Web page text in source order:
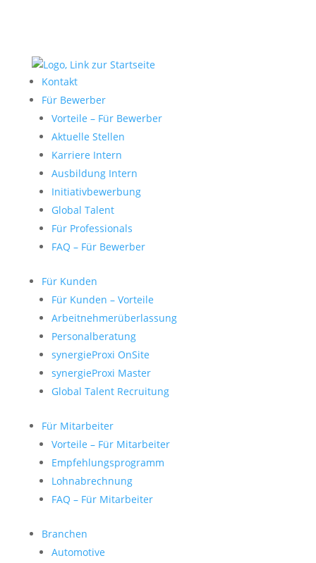
Kontakt
Für Bewerber
Vorteile – Für Bewerber
Aktuelle Stellen
Karriere Intern
Ausbildung Intern
Initiativbewerbung
Global Talent
Für Professionals
FAQ – Für Bewerber
Für Kunden
Für Kunden – Vorteile
Arbeitnehmerüberlassung
Personalberatung
synergieProxi OnSite
synergieProxi Master
Global Talent Recruitung
Für Mitarbeiter
Vorteile – Für Mitarbeiter
Empfehlungsprogramm
Lohnabrechnung
FAQ – Für Mitarbeiter
Branchen
Automotive